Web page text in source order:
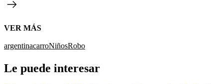
VER MÁS
argentinacarroNiñosRobo
Le puede interesar